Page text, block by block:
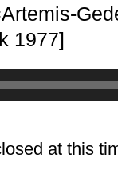
1977]
at this